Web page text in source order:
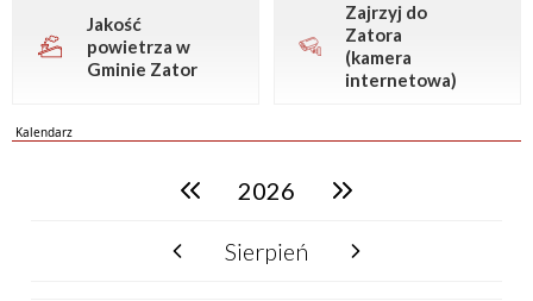
Jakość
powietrza w
Gminie Zator
Zajrzyj do
Zatora
(kamera
internetowa)
Kalendarz
poprzedni rok2026 następny rok
poprzedni miesiącSierpień następny miesiąc